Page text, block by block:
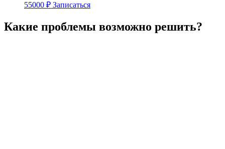
55000 ₽ Записаться
Какие проблемы возможно решить?